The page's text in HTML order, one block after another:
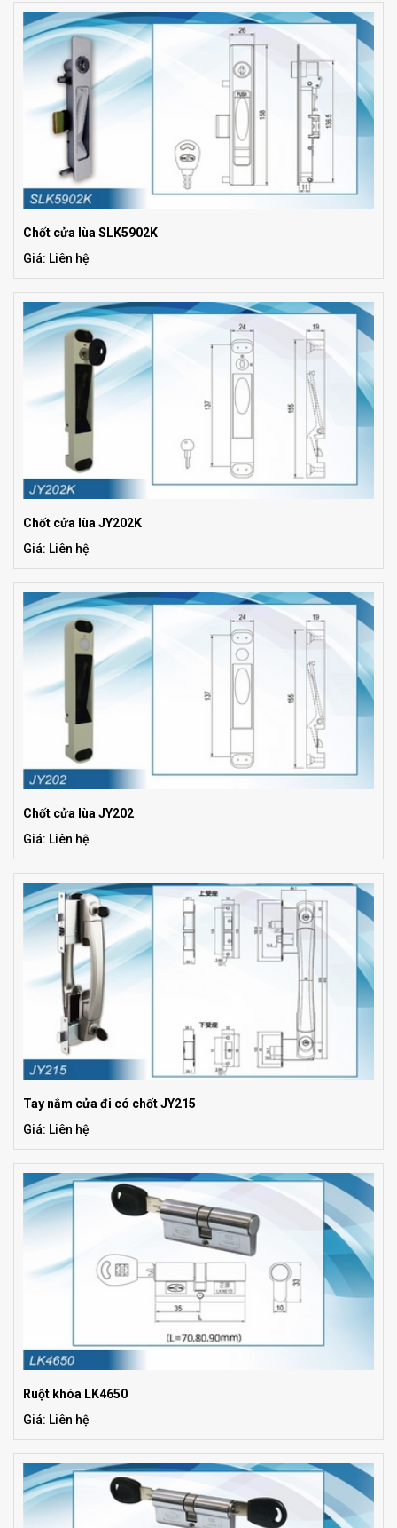
Chốt cửa lùa SLK5902K
Giá: Liên hệ
Chốt cửa lùa JY202K
Giá: Liên hệ
Chốt cửa lùa JY202
Giá: Liên hệ
Tay nắm cửa đi có chốt JY215
Giá: Liên hệ
Ruột khóa LK4650
Giá: Liên hệ